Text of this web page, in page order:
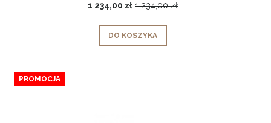
1 234,00 zł 1 234,00 zł
DO KOSZYKA
PROMOCJA